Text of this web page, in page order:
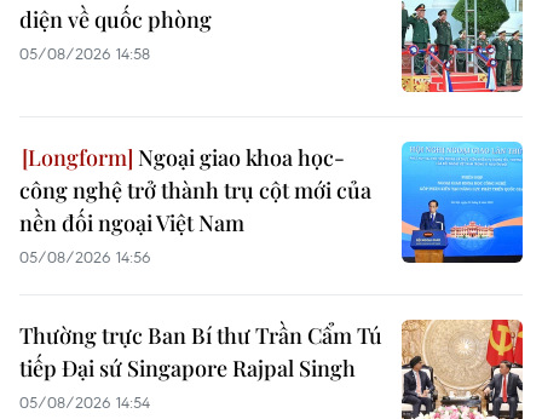
diện về quốc phòng
05/08/2026 14:58
Ngoại giao khoa học-
công nghệ trở thành trụ cột mới của
nền đối ngoại Việt Nam
05/08/2026 14:56
Thường trực Ban Bí thư Trần Cẩm Tú
tiếp Đại sứ Singapore Rajpal Singh
05/08/2026 14:54